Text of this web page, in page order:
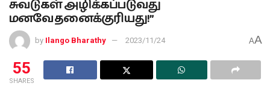
சுவடுகள் அழிக்கப்படுவது
மனவேதனைக்குரியது!”
by Ilango Bharathy 2023/11/24 AA
55
SHARES